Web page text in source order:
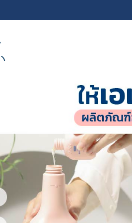
มัน/ไขมัน
เหนียว
ครีมโลชั่น
คราบสบู่